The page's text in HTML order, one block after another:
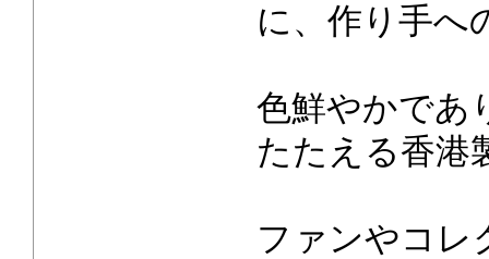
に、作り手へ
色鮮やかであ
たたえる香港
ファンやコレ